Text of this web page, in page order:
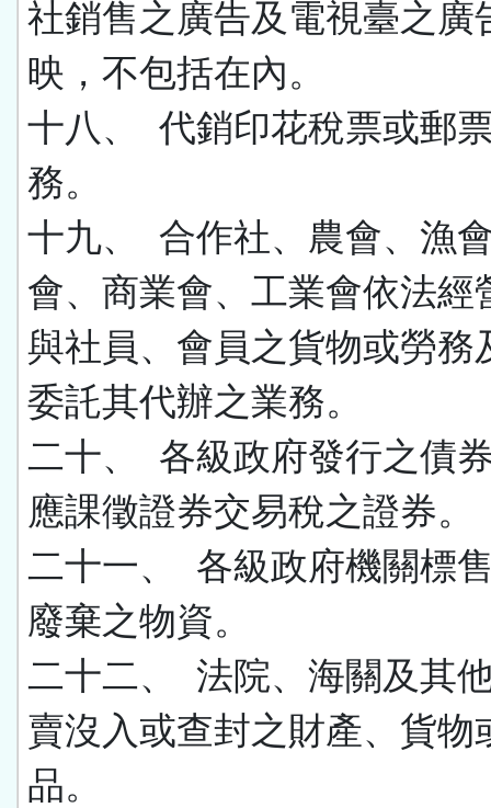
社銷售之廣告及電視臺之廣
映，不包括在內。
十八、 代銷印花稅票或郵
務。
十九、
合作社、農會、漁
會、商業會、工業會依法經
與社員、會員之貨物或勞務
委託其代辦之業務。
二十、 各級政府發行之債
應課徵證券交易稅之證券。
二十一、 各級政府機關標
廢棄之物資。
二十二、 法院、海關及其
賣沒入或查封之財產、貨物
品。